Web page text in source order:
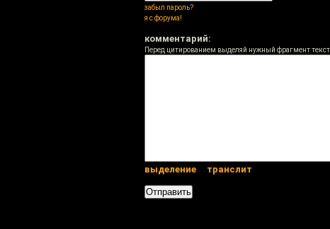
забыл пароль?
я с форума!
комментарий:
Перед цитированием выделяй нужный фрагмент
выделение транслит